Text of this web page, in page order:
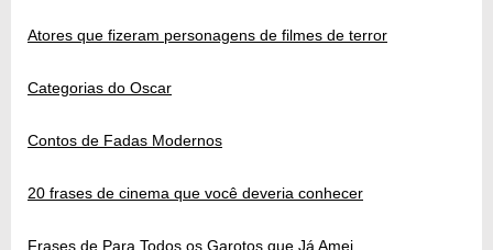
Atores que fizeram personagens de filmes de terror
Categorias do Oscar
Contos de Fadas Modernos
20 frases de cinema que você deveria conhecer
Frases de Para Todos os Garotos que Já Amei